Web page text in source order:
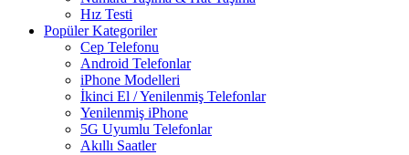
Hız Testi
Popüler Kategoriler
Cep Telefonu
Android Telefonlar
iPhone Modelleri
İkinci El / Yenilenmiş Telefonlar
Yenilenmiş iPhone
5G Uyumlu Telefonlar
Akıllı Saatler